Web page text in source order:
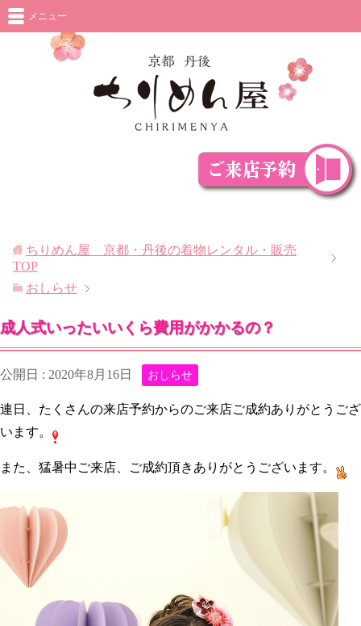
メニュー
ちりめん屋 京都・丹後の着物レンタル・販売
TOP
おしらせ
成人式いったいいくら費用がかかるの？
公開日 : 2020年8月16日 おしらせ
連日、たくさんの来店予約からのご来店ご成約ありがとうござ
います。
また、猛暑中ご来店、ご成約頂きありがとうございます。